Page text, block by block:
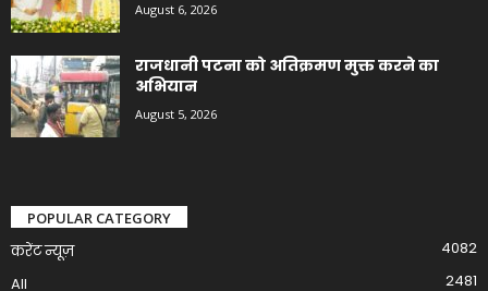
August 6, 2026
राजधानी पटना को अतिक्रमण मुक्त करने का
अभियान
August 5, 2026
POPULAR CATEGORY
करेंट न्यूज़
4082
All
2481